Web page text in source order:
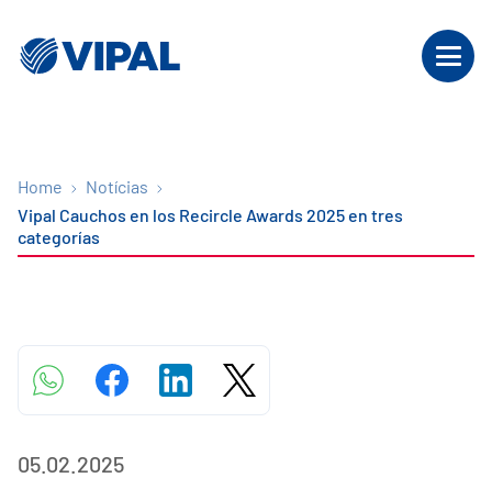
Home
Notícias
Vipal Cauchos en los Recircle Awards 2025 en tres
categorías
05.02.2025